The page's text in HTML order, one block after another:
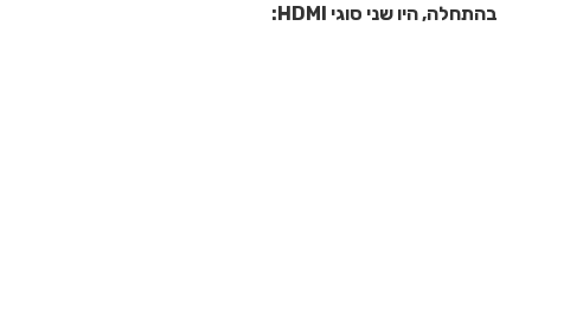
בהתחלה, היו שני סוגי HDMI
: